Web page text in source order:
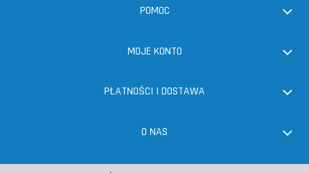
POMOC
MOJE KONTO
PŁATNOŚCI I DOSTAWA
O NAS